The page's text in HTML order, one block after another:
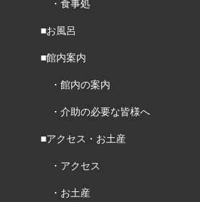
・食事処
■お風呂
■館内案内
・館内の案内
・介助の必要な皆様へ
■アクセス・お土産
・アクセス
・お土産